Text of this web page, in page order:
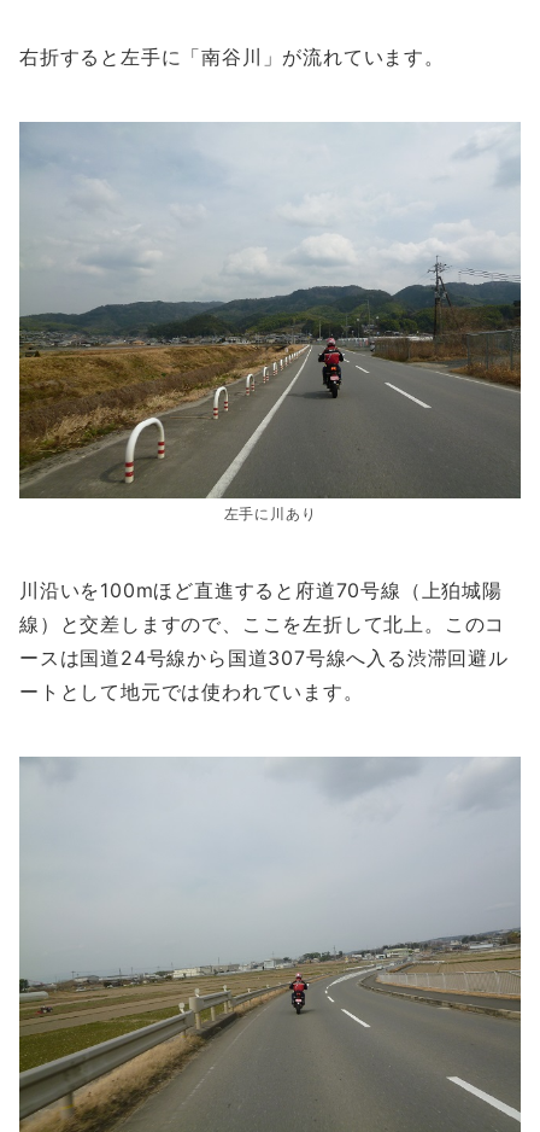
右折すると左手に「南谷川」が流れています。
左手に川あり
川沿いを100mほど直進すると府道70号線（上狛城陽
線）と交差しますので、ここを左折して北上。このコ
ースは国道24号線から国道307号線へ入る渋滞回避ル
ートとして地元では使われています。